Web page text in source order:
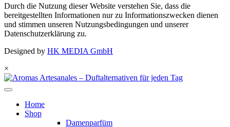
Durch die Nutzung dieser Website verstehen Sie, dass die
bereitgestellten Informationen nur zu Informationszwecken dienen
und stimmen unseren Nutzungsbedingungen und unserer
Datenschutzerklärung zu.
Designed by HK MEDIA GmbH
×
Home
Shop
Damenparfüm